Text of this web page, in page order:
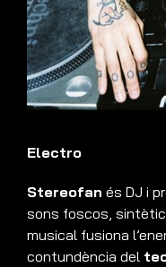
Electro
Stereofan és DJ i
sons foscos,
musical fusiona
contundència del